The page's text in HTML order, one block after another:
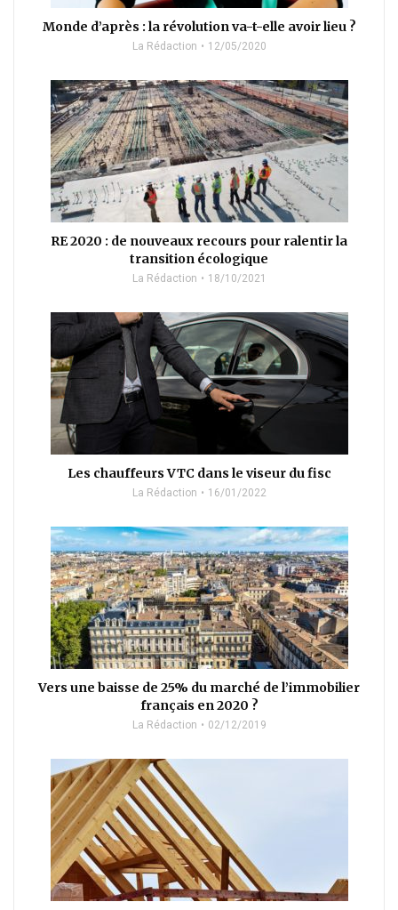
Monde d’après : la révolution va-t-elle avoir lieu ?
La Rédaction 12/05/2020
RE 2020 : de nouveaux recours pour ralentir la
transition écologique
La Rédaction 18/10/2021
Les chauffeurs VTC dans le viseur du fisc
La Rédaction 16/01/2022
Vers une baisse de 25% du marché de l’immobilier
français en 2020 ?
La Rédaction 02/12/2019